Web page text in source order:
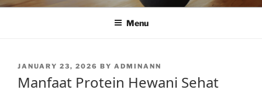
Menu
POSTED
JANUARY 23, 2026 BY ADMINANN
Manfaat Protein Hewani Sehat